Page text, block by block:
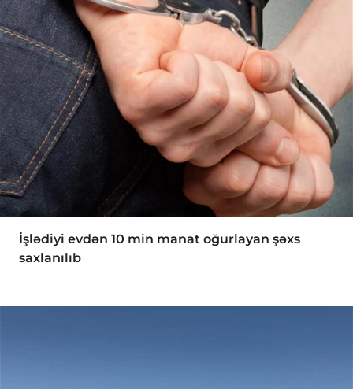
İşlədiyi evdən 10 min manat oğurlayan şəxs
saxlanılıb